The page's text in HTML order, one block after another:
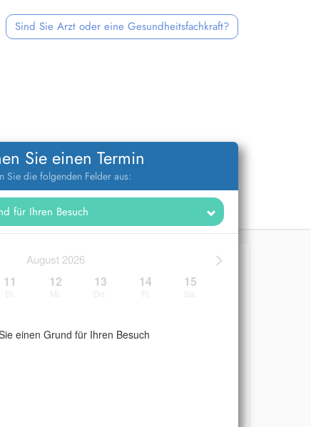
Sind Sie Arzt oder eine Gesundheitsfachkraft?
Sie einen Termin
Sie die folgenden Felder aus:
>
August 2026
11 12 13 14 15
einen Grund für Ihren Besuch